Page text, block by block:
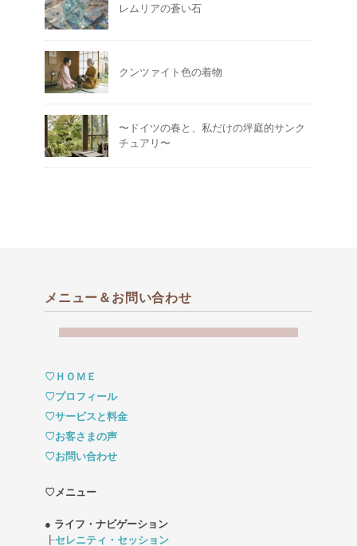
レムリアの蒼い石
クンツァイト色の着物
〜ドイツの春と、私だけの坪庭的サンク
チュアリ〜
メニュー＆お問い合わせ
♡ＨＯＭＥ
♡プロフィール
♡サービスと料金
♡お客さまの声
♡お問い合わせ
♡メニュー
● ライフ・ナビゲーション
┠セレニティ・セッション